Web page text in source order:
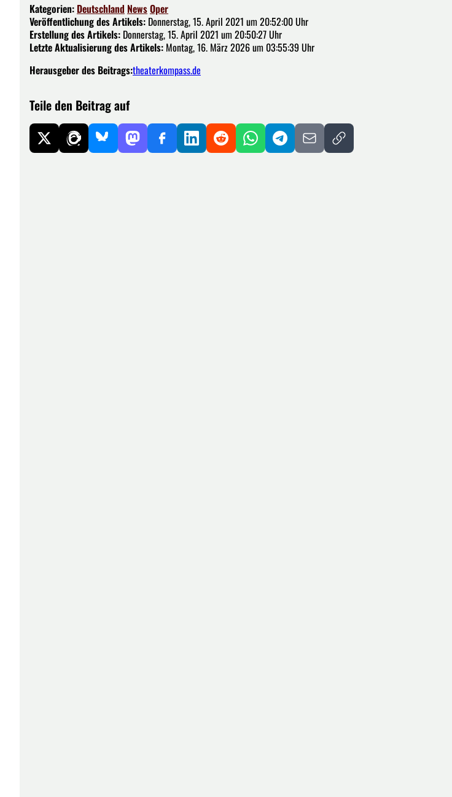
Kategorien: Deutschland NewsOper
Veröffentlichung des Artikels: Donnerstag, 15. April 2021 um 20:52:00 Uhr
Erstellung des Artikels: Donnerstag, 15. April 2021 um 20:50:27 Uhr
Letzte Aktualisierung des Artikels: Montag, 16. März 2026 um 03:55:39 Uhr
Herausgeber des Beitrags:theaterkompass.de
Teile den Beitrag auf